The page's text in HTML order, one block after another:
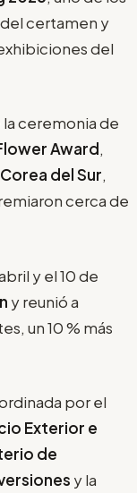
certamen y
del
ceremonia de
Award,
Corea del Sur,
cerca de
y el 10 de
y reunió a
un 10 % más
por el
Exterior e
de
y la